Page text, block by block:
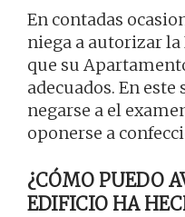
En contadas
niega a autorizar
que su
adecuados. En
negarse a el
oponerse a
¿CÓMO PUEDO
EDIFICIO HA